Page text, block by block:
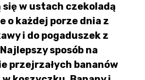
się w ustach czekoladą
o każdej porze dnia z
i do pogaduszek z
sposób na
przejrzałych bananów